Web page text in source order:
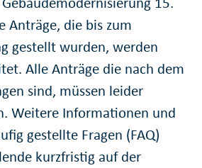
Anträge, die bis zum
gestellt wurden, werden
Alle Anträge die nach dem
sind, müssen leider
Weitere Informationen und
gestellte Fragen (FAQ)
kurzfristig auf der